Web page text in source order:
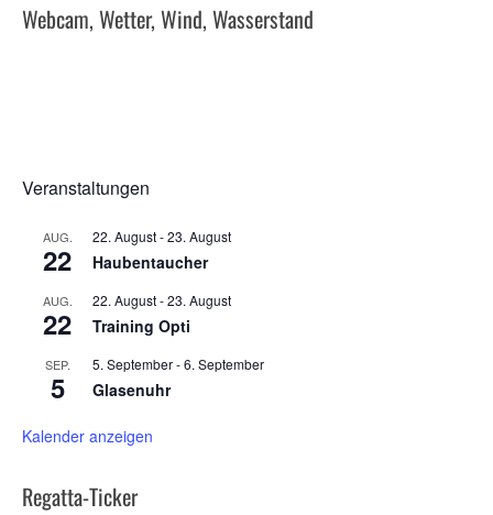
Webcam, Wetter, Wind, Wasserstand
Veranstaltungen
AUG.
22
22. August-23. August
Haubentaucher
AUG.
22
22. August-23. August
Training Opti
SEP.
5
5. September-6. September
Glasenuhr
Kalender anzeigen
Regatta-Ticker